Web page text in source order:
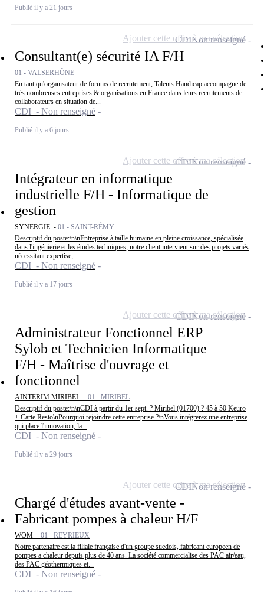
Publié il y a 21 jours
Consultant(e) sécurité IA F/H
01 - VALSERHÔNE
En tant qu'organisateur de forums de recrutement, Talents Handicap accompagne de
très nombreuses entreprises & organisations en France dans leurs recrutements de
collaborateurs en situation de...
CDI - Non renseigné
Publié il y a 6 jours
CDINon renseigné
Ajouter cette offre à ma sélection
Intégrateur en informatique
industrielle F/H - Informatique de
gestion
SYNERGIE - 01 - SAINT-RÉMY
Descriptif du poste:\n\nEntreprise à taille humaine en pleine croissance, spécialisée
dans l'ingénierie et les études techniques, notre client intervient sur des projets variés
nécessitant expertise,...
CDI - Non renseigné
Publié il y a 17 jours
CDINon renseigné
Ajouter cette offre à ma sélection
Administrateur Fonctionnel ERP
Sylob et Technicien Informatique
F/H - Maîtrise d'ouvrage et
fonctionnel
AINTERIM MIRIBEL - 01 - MIRIBEL
Descriptif du poste:\n\nCDI à partir du 1er sept. ? Miribel (01700) ? 45 à 50 Keuro
+ Carte Resto\nPourquoi rejoindre cette entreprise ?\nVous intégrerez une entreprise
qui place l'innovation, la...
CDI - Non renseigné
Publié il y a 29 jours
CDINon renseigné
Ajouter cette offre à ma sélection
Chargé d'études avant-vente -
Fabricant pompes à chaleur H/F
WOM - 01 - REYRIEUX
Notre partenaire est la filiale française d'un groupe suedois, fabricant europeen de
pompes a chaleur depuis plus de 40 ans. La société commercialise des PAC air/eau,
des PAC géothermiques et...
CDI - Non renseigné
CDINon renseigné
Ajouter cette offre à ma sélection